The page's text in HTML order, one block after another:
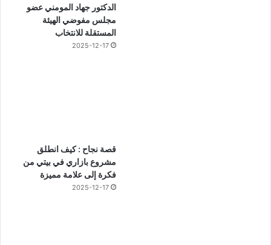
الدكتور جهاد المومني عضو
مجلس مفوضي الهيئة
المستقلة للانتخاب
2025-12-17
قصة نجاح : كيف انطلق
مشروع بازاري في بيتي من
فكرة إلى علامة مميزة
2025-12-17